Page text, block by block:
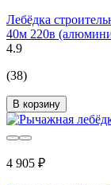
Лебёдка
40м 220в
4.9
(38)
В корзину
4 905 ₽